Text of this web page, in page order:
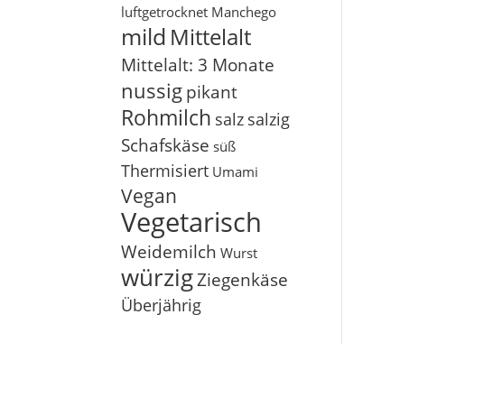
luftgetrocknet Manchego
mild Mittelalt
Mittelalt: 3 Monate
nussigpikant
Rohmilch salz salzig
Schafskäse süß
Thermisiert Umami
Vegan
Vegetarisch
Weidemilch Wurst
würzigZiegenkäse
Überjährig